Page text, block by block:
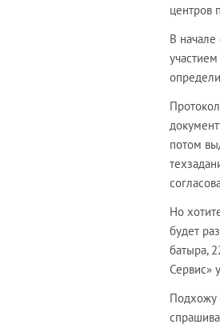
центров
В
потом
Но
будет
батыра,
Сервис»
Подхожу